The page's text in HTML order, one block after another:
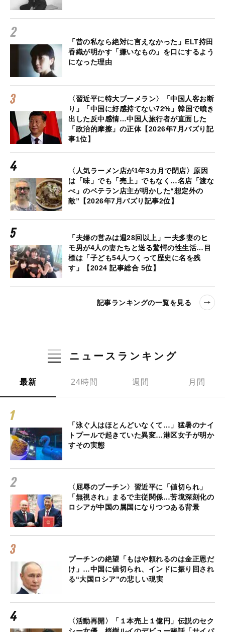
「昔の私なら絶対に言えなかった」ELT持田
香織が明かす「嫌いなもの」を口にするよう
になった理由
〈習近平に特大ブーメラン〉「中国人客お断
り」「中国に好感持てない72%」韓国で噴き
出した反中感情…中国人旅行者が直面した
「政治的摩擦」の正体【2026年7月バズり記
事1位】
〈人気ラーメン店が1年3カ月で閉店〉原因
は「味」でも「売上」でもなく…名店「渡な
べ」のベテラン店主が明かした“想定外の
敵”【2026年7月バズり記事2位】
「夫婦の営みは週28回以上」一夫多妻のヒ
モ男が4人の妻たちと送る驚愕の性生活…目
標は「子ども54人つくって歴史に名を残
す」【2024 記事総合 5位】
記事ランキングの一覧を見る
ニュースランキング
最新 24時間 週間 月間
「泳ぐ人はほとんどいなくて…」猛暑のナイ
トプールで起きていた異変…港区女子が明か
すその実態
〈屈辱のプーチン〉習近平に「値切られ」
「無視され」まるで主従関係…苦境深刻化の
ロシアが中国の属国になりつつある背景
プーチンの絶望「もはや頼れるのは金正恩だ
け」…中国に値切られ、インドに振り回され
る“大国ロシア”の悲しい現実
〈活動再開〉「１本売上１億円」伝説のセク